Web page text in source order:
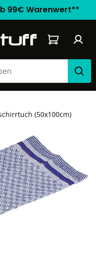
99€ Warenwert**
Warenkorb
(50x100cm)